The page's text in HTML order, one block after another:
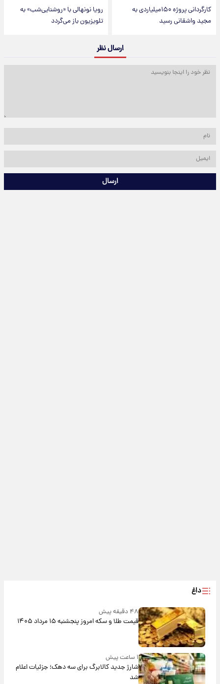
کارگردانی پروژه ۱۵۰میلیاردی به
مجید واشقانی رسید
رویا نونهالی با «روشنایی‌شب» به
تلویزیون باز می‌گردد
ارسال نظر
ارسال
داغ
۴۸ دقیقه پیش
قیمت طلا و سکه امروز پنجشنبه ۱۵ مرداد ۱۴۰۵
۱ ساعت پیش
شارژ جدید کالابرگ برای سه دهک؛ جزئیات اعلام
شد